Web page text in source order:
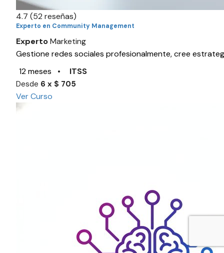
4.7(52 reseñas)
Experto en Community Management
Experto Marketing
Gestione redes sociales profesionalmente, cree
12 meses
• ITSS
Desde 6 x $ 705
Ver Curso